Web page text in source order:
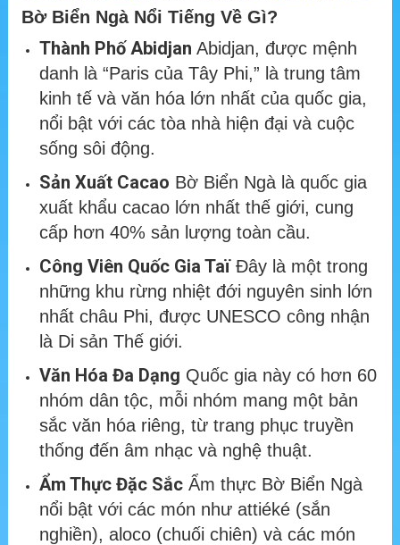
Bờ Biển Ngà Nổi Tiếng Về Gì?
Thành Phố Abidjan Abidjan, được mệnh
danh là “Paris của Tây Phi,” là trung tâm
kinh tế và văn hóa lớn nhất của quốc gia,
nổi bật với các tòa nhà hiện đại và cuộc
sống sôi động.
Sản Xuất Cacao Bờ Biển Ngà là quốc gia
xuất khẩu cacao lớn nhất thế giới, cung
cấp hơn 40% sản lượng toàn cầu.
Công Viên Quốc Gia TaïĐây là một trong
những khu rừng nhiệt đới nguyên sinh lớn
nhất châu Phi, được UNESCO công nhận
là Di sản Thế giới.
Văn Hóa Đa Dạng Quốc gia này có hơn 60
nhóm dân tộc, mỗi nhóm mang một bản
sắc văn hóa riêng, từ trang phục truyền
thống đến âm nhạc và nghệ thuật.
Ẩm Thực Đặc Sắc Ẩm thực Bờ Biển Ngà
nổi bật với các món như attiéké (sắn
nghiền), aloco (chuối chiên) và các món